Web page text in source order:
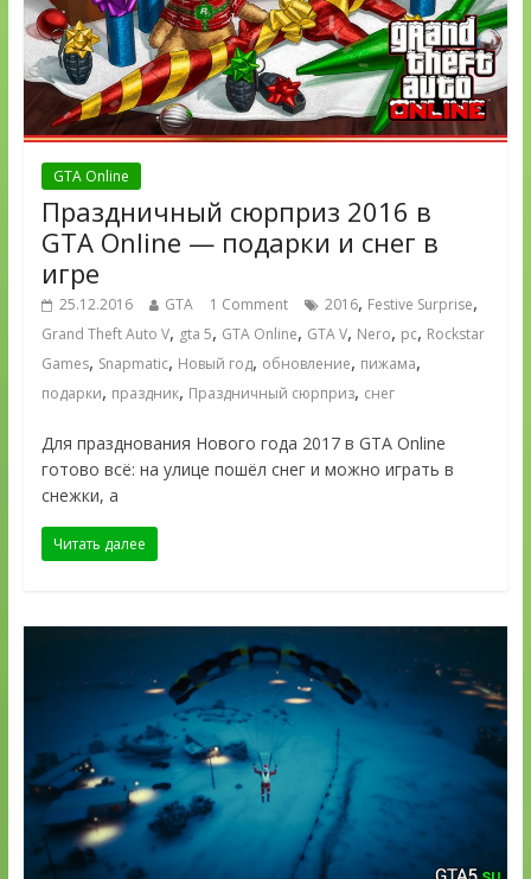
GTA Online
Праздничный сюрприз 2016 в
GTA Online — подарки и снег в
игре
25.12.2016 GTA 1 Comment 2016, Festive Surprise,
Grand Theft Auto V, gta 5, GTA Online, GTA V, Nero, pc, Rockstar
Games, Snapmatic, Новый год, обновление, пижама,
подарки, праздник, Праздничный сюрприз, снег
Для празднования Нового года 2017 в GTA Online
готово всё: на улице пошёл снег и можно играть в
снежки, а
Читать далее